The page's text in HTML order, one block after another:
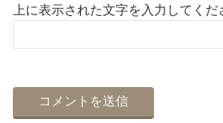
上に表示された文字を入力してくだ